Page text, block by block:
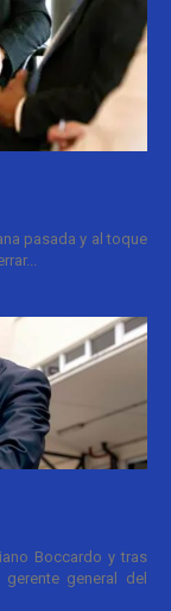
pasada y al toque
Boccardo y tras
general del